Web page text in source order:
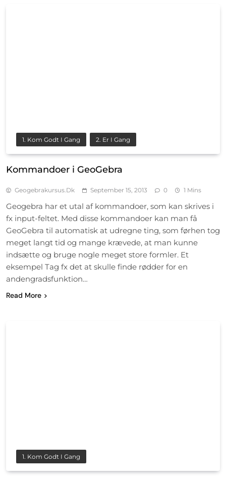
1. Kom Godt I Gang 2. Er I Gang
Kommandoer i GeoGebra
Geogebrakursus.dk September 15, 2013 0 1 Mins
Geogebra har et utal af kommandoer, som kan skrives i
fx input-feltet. Med disse kommandoer kan man få
GeoGebra til automatisk at udregne ting, som førhen tog
meget langt tid og mange krævede, at man kunne
indsætte og bruge nogle meget store formler. Et
eksempel Tag fx det at skulle finde rødder for en
andengradsfunktion…
Read More
1. Kom Godt I Gang